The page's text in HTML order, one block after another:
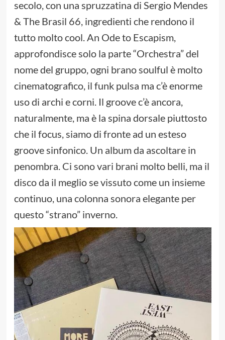
secolo, con una spruzzatina di Sergio Mendes
& The Brasil 66, ingredienti che rendono il
tutto molto cool. An Ode to Escapism,
approfondisce solo la parte “Orchestra” del
nome del gruppo, ogni brano soulful è molto
cinematografico, il funk pulsa ma c’è enorme
uso di archi e corni. Il groove c’è ancora,
naturalmente, ma è la spina dorsale piuttosto
che il focus, siamo di fronte ad un esteso
groove sinfonico. Un album da ascoltare in
penombra. Ci sono vari brani molto belli, ma il
disco da il meglio se vissuto come un insieme
continuo, una colonna sonora elegante per
questo “strano” inverno.